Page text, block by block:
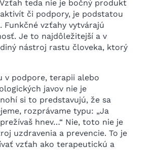
teda nie je bočný produkt
či podpory, je podstatou
Funkčné vzťahy vytvárajú
Je to najdôležitejší a v
nástroj rastu človeka, ktorý
v podpore, terapii alebo
javov nie je
si to predstavujú, že sa
rozprávame typu: „Ja
hnev…“ Nie, toto nie je
uzdravenia a prevencie. To je
vzťah ako terapeutickú a